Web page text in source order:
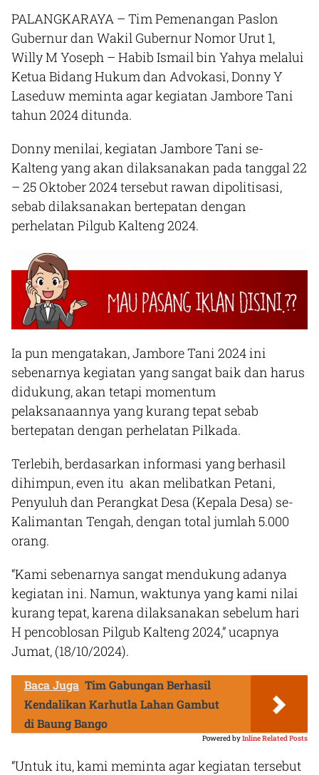
PALANGKARAYA – Tim Pemenangan Paslon
Gubernur dan Wakil Gubernur Nomor Urut 1,
Willy M Yoseph – Habib Ismail bin Yahya melalui
Ketua Bidang Hukum dan Advokasi, Donny Y
Laseduw meminta agar kegiatan Jambore Tani
tahun 2024 ditunda.
Donny menilai, kegiatan Jambore Tani se-
Kalteng yang akan dilaksanakan pada tanggal 22
– 25 Oktober 2024 tersebut rawan dipolitisasi,
sebab dilaksanakan bertepatan dengan
perhelatan Pilgub Kalteng 2024.
Ia pun mengatakan, Jambore Tani 2024 ini
sebenarnya kegiatan yang sangat baik dan harus
didukung, akan tetapi momentum
pelaksanaannya yang kurang tepat sebab
bertepatan dengan perhelatan Pilkada.
Terlebih, berdasarkan informasi yang berhasil
dihimpun, even itu akan melibatkan Petani,
Penyuluh dan Perangkat Desa (Kepala Desa) se-
Kalimantan Tengah, dengan total jumlah 5.000
orang.
“Kami sebenarnya sangat mendukung adanya
kegiatan ini. Namun, waktunya yang kami nilai
kurang tepat, karena dilaksanakan sebelum hari
H pencoblosan Pilgub Kalteng 2024,” ucapnya
Jumat, (18/10/2024).
Baca Juga Tim Gabungan Berhasil
Kendalikan Karhutla Lahan Gambut
di Baung Bango
Powered byInline Related Posts
“Untuk itu, kami meminta agar kegiatan tersebut